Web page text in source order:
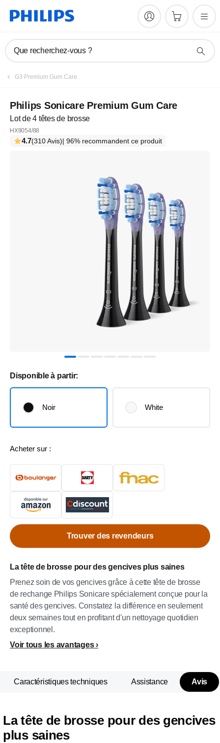
Que recherchez-vous ?
G3 Premium Gum Care
Philips Sonicare Premium Gum Care
Lot de 4 têtes de brosse
HX9054/88
4.7(310 Avis)| 96% recommandent ce produit
La tête de brosse pour des gencives plus saines
Prenez soin de vos gencives grâce à cette tête de brosse
de rechange Philips Sonicare spécialement conçue pour la
santé des gencives. Constatez la différence en seulement
deux semaines tout en profitant d'un nettoyage quotidien
exceptionnel.
Voir tous les avantages
Disponible à partir:
Noir White
Acheter sur :
Trouver des revendeurs
Caractéristiques techniques Assistance Avis
La tête de brosse pour des gencives
plus saines